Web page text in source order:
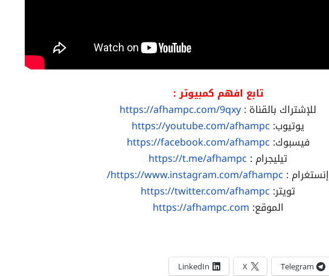
تابع افهم كمبيوتر :
للإشتراك بالقناة :https://afhampc.com/9qxy
يوتيوب: https://youtube.com/afhampc
فيسبوك: https://facebook.com/afhampc
تيليجرام : https://t.me/afhampc
إنستغرام : https://www.instagram.com/afhampc/
تويتر: https://twitter.com/afhampc
الموقع: https://afhampc.com
Telegram
X
LinkedIn